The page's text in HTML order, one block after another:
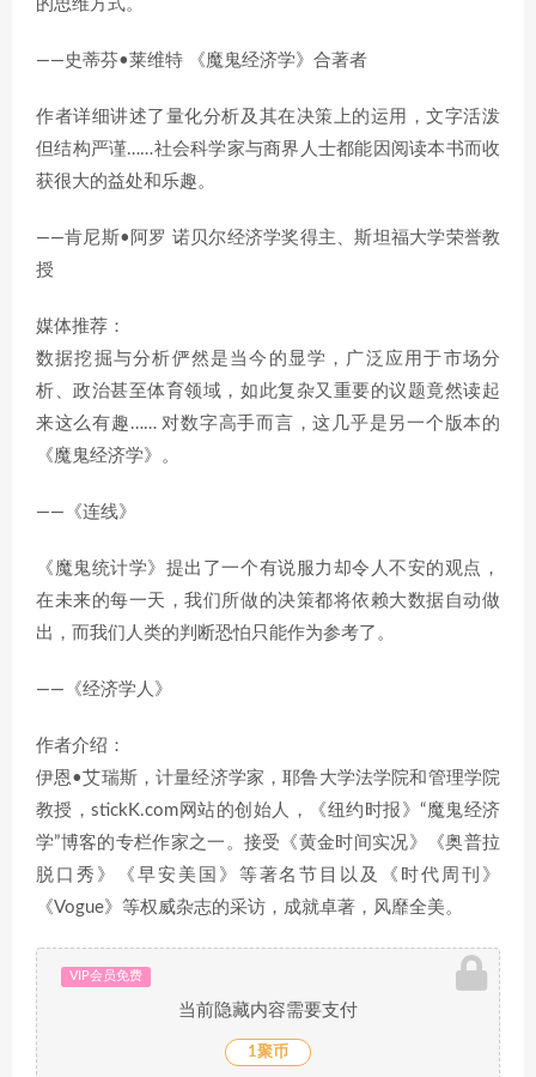
的思维方式。
——史蒂芬•莱维特 《魔鬼经济学》合著者
作者详细讲述了量化分析及其在决策上的运用，文字活泼
但结构严谨……社会科学家与商界人士都能因阅读本书而收
获很大的益处和乐趣。
——肯尼斯•阿罗 诺贝尔经济学奖得主、斯坦福大学荣誉教
授
媒体推荐：
数据挖掘与分析俨然是当今的显学，广泛应用于市场分
析、政治甚至体育领域，如此复杂又重要的议题竟然读起
来这么有趣…… 对数字高手而言，这几乎是另一个版本的
《魔鬼经济学》。
——《连线》
《魔鬼统计学》提出了一个有说服力却令人不安的观点，
在未来的每一天，我们所做的决策都将依赖大数据自动做
出，而我们人类的判断恐怕只能作为参考了。
——《经济学人》
作者介绍：
伊恩•艾瑞斯，计量经济学家，耶鲁大学法学院和管理学院
教授，stickK.com网站的创始人，《纽约时报》“魔鬼经济
学”博客的专栏作家之一。接受《黄金时间实况》《奥普拉
脱口秀》《早安美国》等著名节目以及《时代周刊》
《Vogue》等权威杂志的采访，成就卓著，风靡全美。
VIP会员免费
当前隐藏内容需要支付
1聚币